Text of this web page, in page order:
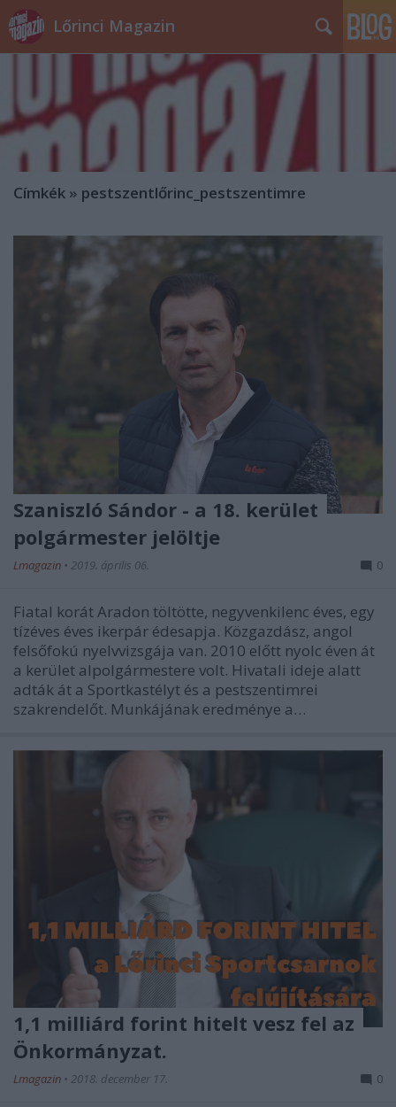
Lőrinci Magazin
Címkék » pestszentlőrinc_pestszentimre
Szaniszló Sándor - a 18. kerület
polgármester jelöltje
Lmagazin • 2019. április 06. 0
Fiatal korát Aradon töltötte, negyvenkilenc éves, egy
tízéves éves ikerpár édesapja. Közgazdász, angol
felsőfokú nyelvvizsgája van. 2010 előtt nyolc éven át
a kerület alpolgármestere volt. Hivatali ideje alatt
adták át a Sportkastélyt és a pestszentimrei
szakrendelőt. Munkájának eredménye a…
1,1 milliárd forint hitelt vesz fel az
Önkormányzat.
Lmagazin • 2018. december 17. 0